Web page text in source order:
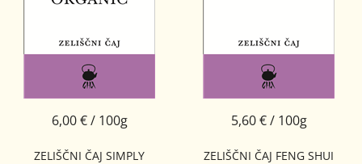
ZELIŠČNI ČAJ SIMPLY
6,00 € / 100g
ZELIŠČNI ČAJ FENG SHUI
5,60 € / 100g